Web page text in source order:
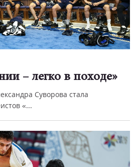
– легко в походе»
Суворова стала
«...